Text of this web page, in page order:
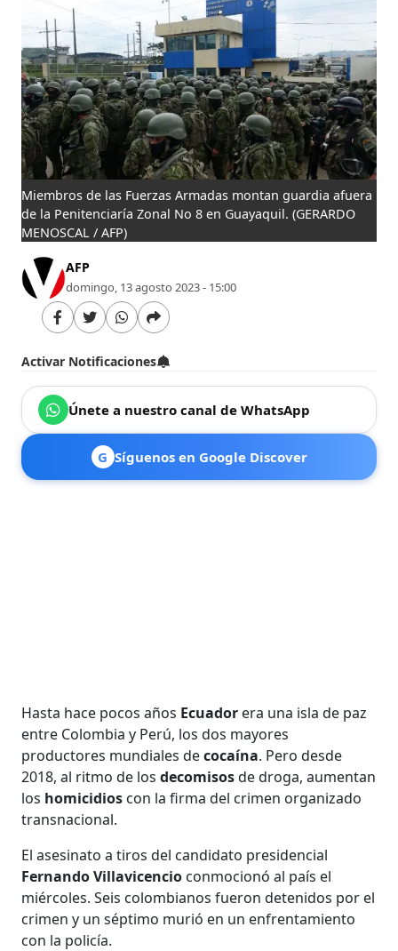
Miembros de las Fuerzas Armadas montan guardia afuera
de la Penitenciaría Zonal No 8 en Guayaquil. (GERARDO
MENOSCAL / AFP)
AFP
domingo, 13 agosto 2023 - 15:00
Activar Notificaciones
Únete a nuestro canal de WhatsApp
G Síguenos en Google Discover
Hasta hace pocos años Ecuador era una isla de paz
entre Colombia y Perú, los dos mayores
productores mundiales decocaína. Pero desde
2018, al ritmo de losdecomisosde droga, aumentan
los homicidios con la firma del crimen organizado
transnacional.
El asesinato a tiros del candidato presidencial
Fernando Villavicencio conmocionó al país el
miércoles. Seis colombianos fueron detenidos por el
crimen y un séptimo murió en un enfrentamiento
con la policía.